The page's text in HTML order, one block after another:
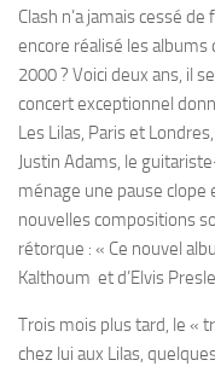
Clash n’a jamais cessé de
encore réalisé les
2000 ? Voici deux ans, il
concert exceptionnel
Les Lilas, Paris et
Justin Adams, le
ménage une pause clope
nouvelles compositions
rétorque : « Ce nouvel
Kalthoum et d’Elvis
Trois mois plus tard, le «
chez lui aux Lilas,